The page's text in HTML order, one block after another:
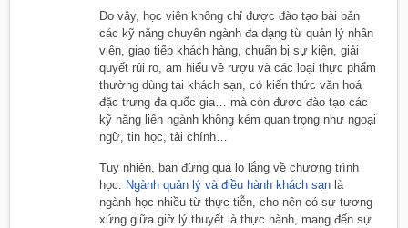
Do vậy, học viên không chỉ được đào tạo bài bản
các kỹ năng chuyên ngành đa dạng từ quản lý nhân
viên, giao tiếp khách hàng, chuẩn bị sự kiện, giải
quyết rủi ro, am hiểu về rượu và các loại thực phẩm
thường dùng tại khách sạn, có kiến thức văn hoá
đặc trưng đa quốc gia… mà còn được đào tạo các
kỹ năng liên ngành không kém quan trọng như ngoại
ngữ, tin học, tài chính…
Tuy nhiên, bạn đừng quá lo lắng về chương trình
học.
Ngành quản lý và điều hành khách sạn là
ngành học nhiều từ thực tiễn, cho nên có sự tương
xứng giữa giờ lý thuyết là thực hành, mang đến sự